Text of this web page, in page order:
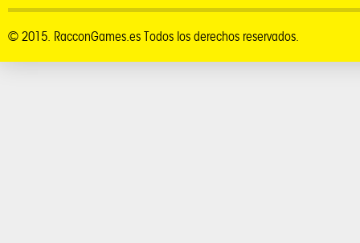
© 2015. RacconGames.es Todos los derechos reservados.